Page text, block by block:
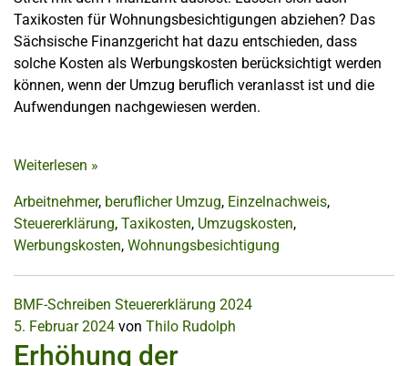
Taxikosten für Wohnungsbesichtigungen abziehen? Das
Sächsische Finanzgericht hat dazu entschieden, dass
solche Kosten als Werbungskosten berücksichtigt werden
können, wenn der Umzug beruflich veranlasst ist und die
Aufwendungen nachgewiesen werden.
Weiterlesen »
Arbeitnehmer, beruflicher Umzug, Einzelnachweis,
Steuererklärung, Taxikosten, Umzugskosten,
Werbungskosten, Wohnungsbesichtigung
BMF-Schreiben Steuererklärung 2024
5. Februar 2024 von Thilo Rudolph
Erhöhung der